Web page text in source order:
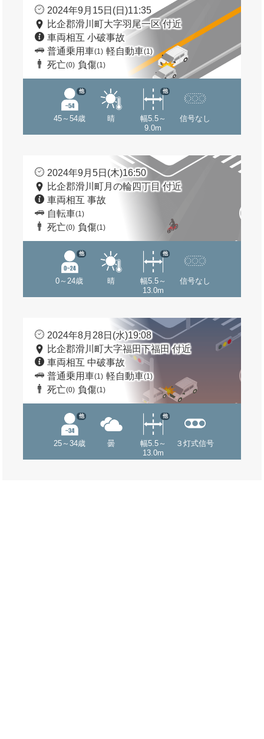
2024年9月15日(日)11:35
比企郡滑川町大字羽尾一区 付近
車両相互 小破事故
普通乗用車(1) 軽自動車(1)
死亡(0) 負傷(1)
45～54歳
他
晴
幅5.5～
9.0m
他
信号なし
2024年9月5日(木)16:50
比企郡滑川町月の輪四丁目 付近
車両相互 事故
自転車(1)
死亡(0) 負傷(1)
0～24歳
他
晴
幅5.5～
13.0m
他
信号なし
2024年8月28日(水)19:08
比企郡滑川町大字福田下福田 付近
車両相互 中破事故
普通乗用車(1) 軽自動車(1)
死亡(0) 負傷(1)
25～34歳
他
曇
幅5.5～
13.0m
他
３灯式信号